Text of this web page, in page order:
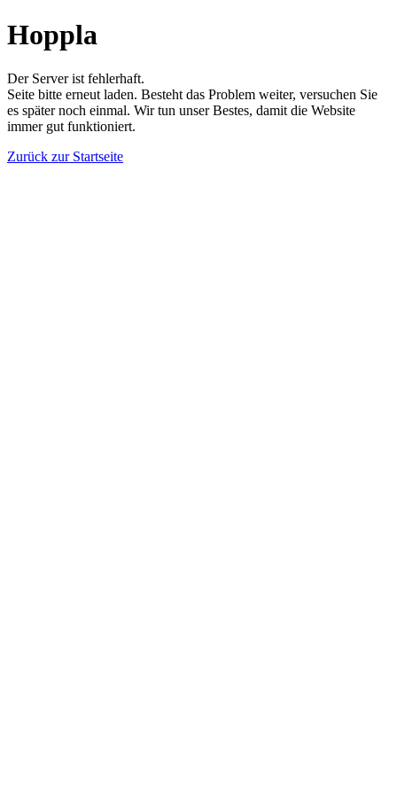
Hoppla
Der Server ist fehlerhaft.
Seite bitte erneut laden. Besteht das Problem weiter, versuchen Sie
es später noch einmal. Wir tun unser Bestes, damit die Website
immer gut funktioniert.
Zurück zur Startseite